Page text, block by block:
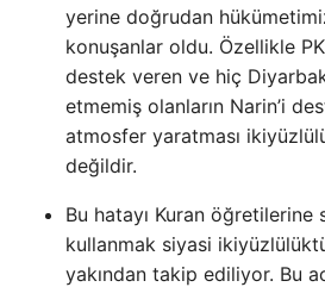
yerine doğrudan
konuşanlar oldu. Özellikle
destek veren ve hiç
etmemiş olanların Narin’i
atmosfer yaratması
değildir.
Bu hatayı Kuran öğretilerine
kullanmak siyasi
yakından takip ediliyor. Bu